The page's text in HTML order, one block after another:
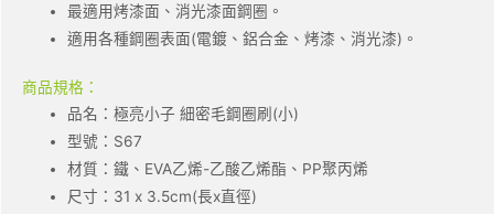
最適用烤漆面、消光漆面鋼圈。
適用各種鋼圈表面(電鍍、鋁合金、烤漆、消光漆)。
商品規格：
品名：極亮小子 細密毛鋼圈刷(小)
型號：S67
材質：鐵、EVA乙烯-乙酸乙烯酯、PP聚丙烯
尺寸：31 x 3.5cm(長x直徑)